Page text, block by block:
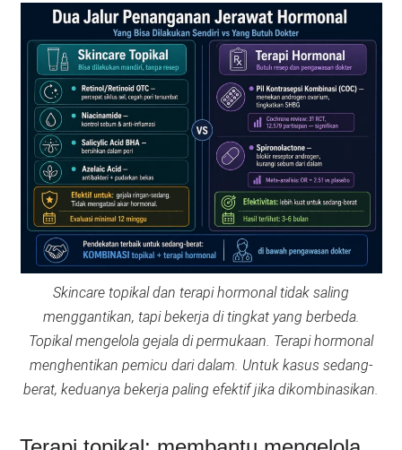
Skincare topikal dan terapi hormonal tidak saling
menggantikan, tapi bekerja di tingkat yang berbeda.
Topikal mengelola gejala di permukaan. Terapi hormonal
menghentikan pemicu dari dalam. Untuk kasus sedang-
berat, keduanya bekerja paling efektif jika dikombinasikan.